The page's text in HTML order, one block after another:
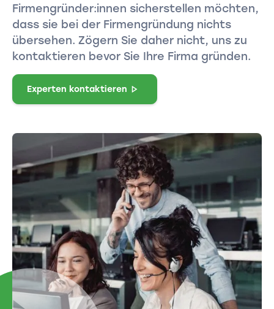
Firmengründer:innen sicherstellen möchten,
dass sie bei der Firmengründung nichts
übersehen. Zögern Sie daher nicht, uns zu
kontaktieren bevor Sie Ihre Firma gründen.
Experten kontaktieren